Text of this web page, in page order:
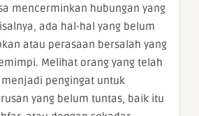
mencerminkan hubungan yang
ada hal-hal yang belum
atau perasaan bersalah yang
Melihat orang yang telah
pengingat untuk
yang belum tuntas, baik itu